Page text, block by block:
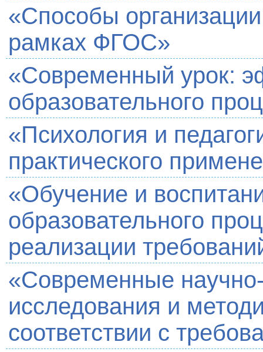
«Способы
рамках ФГОС»
«Современный урок:
образовательного
«Психология и
практического
«Обучение и
образовательного
реализации
«Современные
исследования и
соответствии с